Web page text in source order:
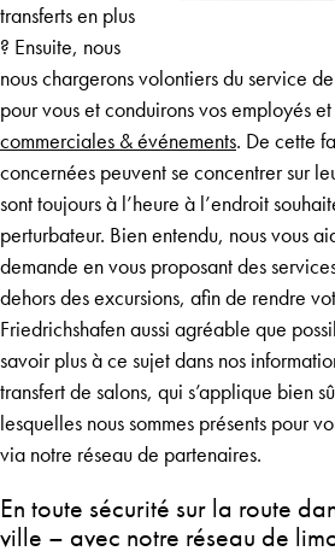
transferts en plus
? Ensuite, nous
nous chargerons volontiers du service
pour vous et conduirons vos employés
commerciales & événements. De cette
concernées peuvent se concentrer sur
sont toujours à l’heure à l’endroit
perturbateur. Bien entendu, nous vous
demande en vous proposant des
dehors des excursions, afin de rendre
Friedrichshafen aussi agréable que
savoir plus à ce sujet dans nos
transfert de salons, qui s’applique bien
lesquelles nous sommes présents pour
via notre réseau de partenaires.
En toute sécurité sur la route
ville – avec notre réseau de